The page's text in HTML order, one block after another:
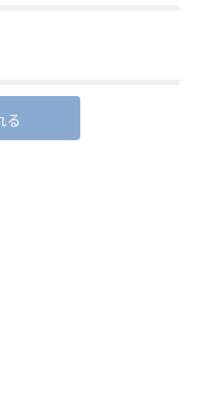
る